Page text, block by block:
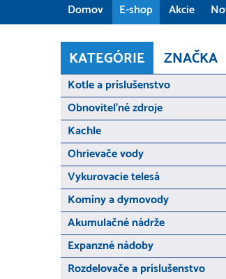
Domov E-shop Akcie
KATEGÓRIE ZNAČKA
Kotle a príslušenstvo
Obnoviteľné zdroje
Kachle
Ohrievače vody
Vykurovacie telesá
Komíny a dymovody
Akumulačné nádrže
Expanzné nádoby
Rozdelovače a príslušenstvo